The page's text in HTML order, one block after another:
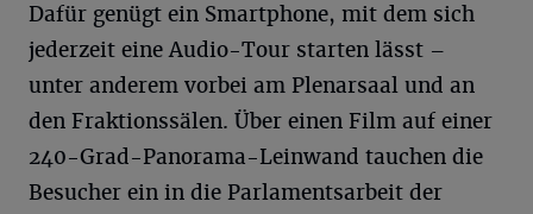
Dafür genügt ein Smartphone, mit dem sich
jederzeit eine Audio-Tour starten lässt –
unter anderem vorbei am Plenarsaal und an
den Fraktionssälen. Über einen Film auf einer
240-Grad-Panorama-Leinwand tauchen die
Besucher ein in die Parlamentsarbeit der